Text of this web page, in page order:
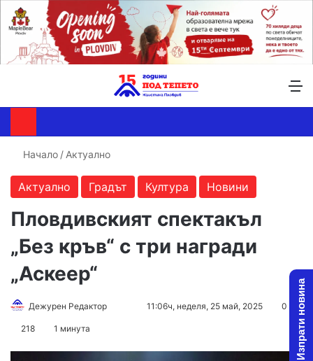
Начало / Актуално
Актуално Градът Култура Новини
Пловдивският спектакъл
„Без кръв“ с три награди
„Аскеер“
Дежурен Редактор
Send11:06ч, неделя, 25 май, 2025 0
218 1 минута Изпрати новина